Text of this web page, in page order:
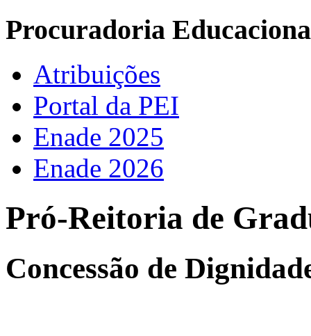
Procuradoria
Atribuições
Portal da PEI
Enade 2025
Enade 2026
Pró-Reitoria de
Concessão de